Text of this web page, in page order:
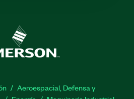
Aeroespacial, Defensa y